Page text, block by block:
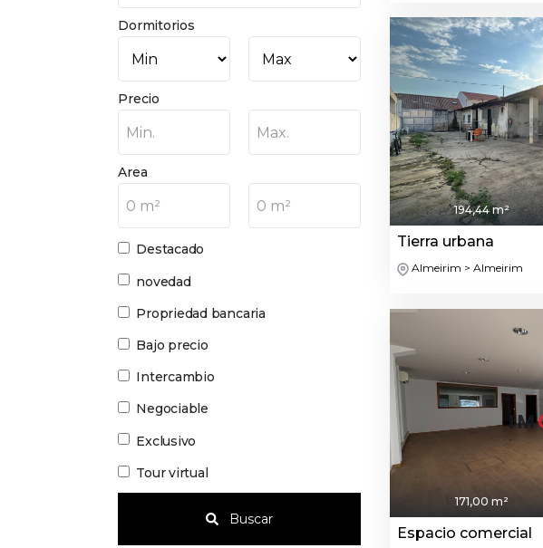
Dormitorios
Precio
Min. Max.
Area
0 m² 0 m²
Destacado
novedad
Propriedad bancaria
Bajo precio
Intercambio
Negociable
Exclusivo
Tour virtual
Buscar
194,44 m²
Tierra urbana
Almeirim > Almeirim
171,00 m²
Espacio comercial